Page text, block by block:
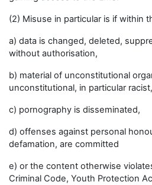
(2) Misuse in particular is if within
a) data is changed, deleted,
without authorisation,
b) material of unconstitutional
unconstitutional, in particular
c) pornography is disseminated,
d) offenses against personal
defamation, are committed
e) or the content otherwise
Criminal Code, Youth Protection